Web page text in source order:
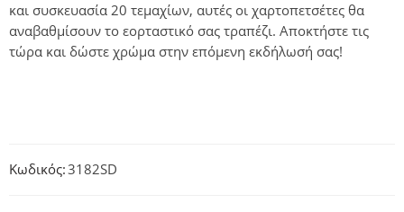
και συσκευασία 20 τεμαχίων, αυτές οι χαρτοπετσέτες θα
αναβαθμίσουν το εορταστικό σας τραπέζι. Αποκτήστε τις
τώρα και δώστε χρώμα στην επόμενη εκδήλωσή σας!
Κωδικός:3182SD